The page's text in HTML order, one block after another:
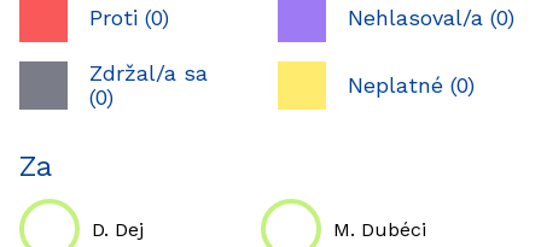
Proti (0)
Zdržal/a sa
(0)
Nehlasoval/a (0)
Neplatné (0)
Za
D. Dej M. Dubéci